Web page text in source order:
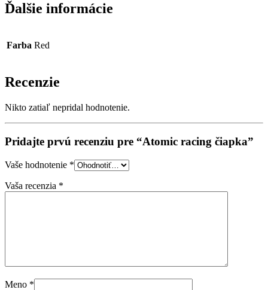
Ďalšie informácie
Farba Red
Recenzie
Nikto zatiaľ nepridal hodnotenie.
Pridajte prvú recenziu pre “Atomic racing čiapka”
Vaše hodnotenie *
Vaša recenzia *
Meno *